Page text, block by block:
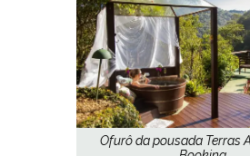
Ofurô da pousada Terras